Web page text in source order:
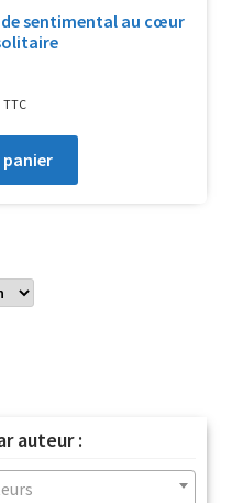
sentimental au cœur
TTC
auteur :